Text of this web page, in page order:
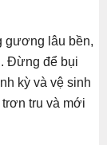
gương lâu bền,
Đừng để bụi
kỳ và vệ sinh
tru và mới